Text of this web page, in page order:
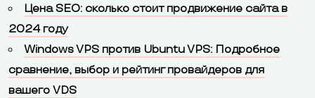
Цена SEO: сколько стоит продвижение сайта в
2024 году
Windows VPS против Ubuntu VPS: Подробное
сравнение, выбор и рейтинг провайдеров для
вашего VDS